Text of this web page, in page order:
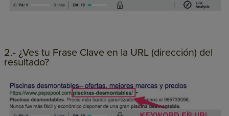
2.- ¿Ves tu Frase Clave en la URL (dirección) del
resultado?